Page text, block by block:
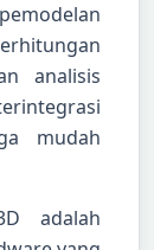
analisis
mudah
adalah